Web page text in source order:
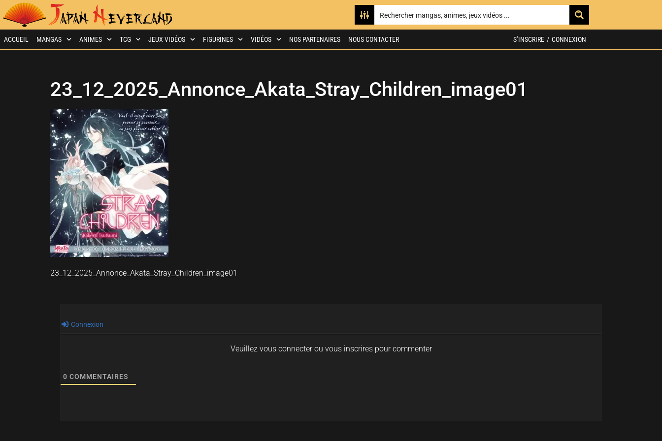
ACCUEIL MANGAS ANIMES TCG JEUX VIDÉOS FIGURINES VIDÉOS NOS PARTENAIRES NOUS CONTACTER S’INSCRIRE / CONNEXION
23_12_2025_Annonce_Akata_Stray_Children_image01
23_12_2025_Annonce_Akata_Stray_Children_image01
Connexion
Veuillez vous connecter ou vous inscrires pour commenter
0 COMMENTAIRES